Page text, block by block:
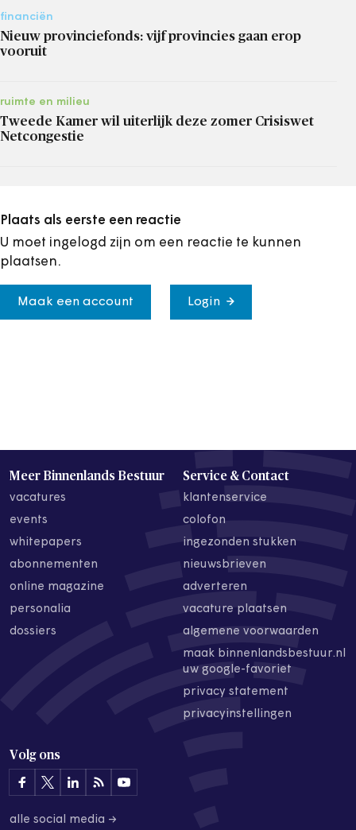
financiën
Nieuw provinciefonds: vijf provincies gaan erop
vooruit
ruimte en milieu
Tweede Kamer wil uiterlijk deze zomer Crisiswet
Netcongestie
Plaats als eerste een reactie
U moet ingelogd zijn om een reactie te kunnen
plaatsen.
Maak een account Login
Meer Binnenlands Bestuur
vacatures
events
whitepapers
abonnementen
online magazine
personalia
dossiers
Service & Contact
klantenservice
colofon
ingezonden stukken
nieuwsbrieven
adverteren
vacature plaatsen
algemene voorwaarden
maak binnenlandsbestuur.nl
uw google-favoriet
privacy statement
privacyinstellingen
Volg ons
alle social media →